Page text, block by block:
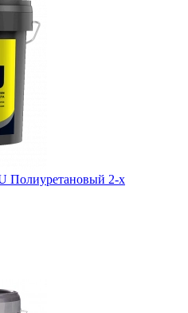
Полиуретановый 2-х